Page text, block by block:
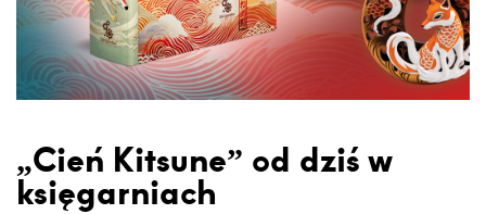
„Cień Kitsune” od dziś w
księgarniach